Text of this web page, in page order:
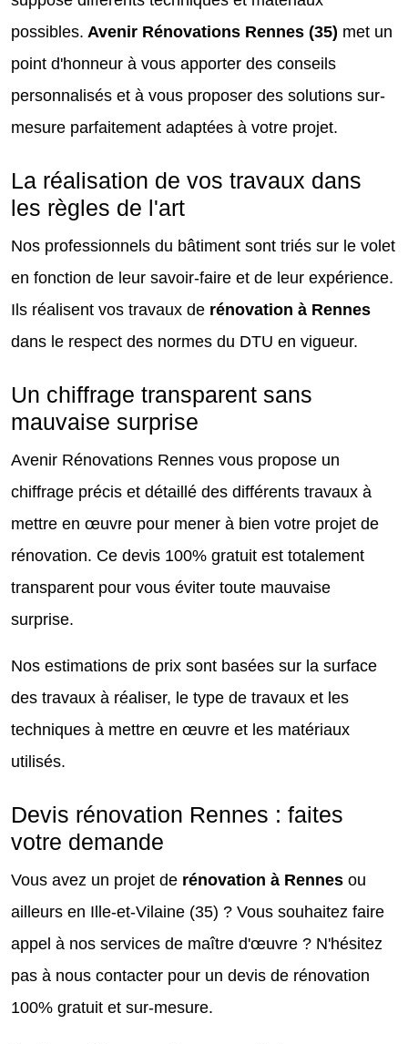
possibles. Avenir Rénovations Rennes (35) met un
point d'honneur à vous apporter des conseils
personnalisés et à vous proposer des solutions sur-
mesure parfaitement adaptées à votre projet.
La réalisation de vos travaux dans
les règles de l'art
Nos professionnels du bâtiment sont triés sur le volet
en fonction de leur savoir-faire et de leur expérience.
Ils réalisent vos travaux de rénovation à Rennes
dans le respect des normes du DTU en vigueur.
Un chiffrage transparent sans
mauvaise surprise
Avenir Rénovations Rennes vous propose un
chiffrage précis et détaillé des différents travaux à
mettre en œuvre pour mener à bien votre projet de
rénovation. Ce devis 100% gratuit est totalement
transparent pour vous éviter toute mauvaise
surprise.
Nos estimations de prix sont basées sur la surface
des travaux à réaliser, le type de travaux et les
techniques à mettre en œuvre et les matériaux
utilisés.
Devis rénovation Rennes : faites
votre demande
Vous avez un projet de rénovation à Rennes ou
ailleurs en Ille-et-Vilaine (35) ? Vous souhaitez faire
appel à nos services de maître d'œuvre ? N'hésitez
pas à nous contacter pour un devis de rénovation
100% gratuit et sur-mesure.